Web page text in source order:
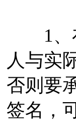
1、在
人与实
否则要
签名，